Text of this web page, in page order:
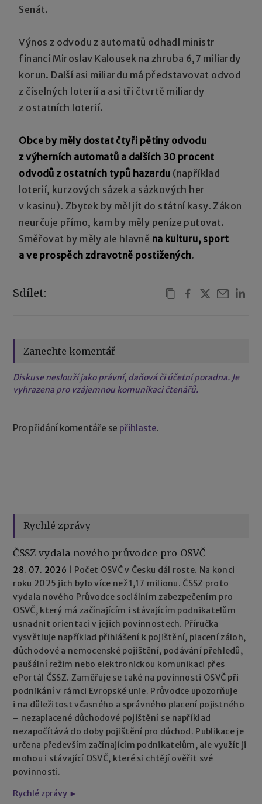
Senát.
Výnos z odvodu z automatů odhadl ministr
financí Miroslav Kalousek na zhruba 6,7 miliardy
korun. Další asi miliardu má představovat odvod
z číselných loterií a asi tři čtvrtě miliardy
z ostatních loterií.
Obce by měly dostat čtyři pětiny odvodu
z výherních automatů a dalších 30 procent
odvodů z ostatních typů hazardu (například
loterií, kurzových sázek a sázkových her
v kasinu). Zbytek by měl jít do státní kasy. Zákon
neurčuje přímo, kam by měly peníze putovat.
Směřovat by měly ale hlavně na kulturu, sport
a ve prospěch zdravotně postižených.
Sdílet:
Zanechte komentář
Diskuse neslouží jako právní, daňová či účetní poradna. Je
vyhrazena pro vzájemnou komunikaci čtenářů.
Pro přidání komentáře se přihlaste.
Rychlé zprávy
ČSSZ vydala nového průvodce pro OSVČ
28. 07. 2026
Počet OSVČ v Česku dál roste. Na konci
roku 2025 jich bylo více než 1,17 milionu. ČSSZ proto
vydala nového Průvodce sociálním zabezpečením pro
OSVČ, který má začínajícím i stávajícím podnikatelům
usnadnit orientaci v jejich povinnostech. Příručka
vysvětluje například přihlášení k pojištění, placení záloh,
důchodové a nemocenské pojištění, podávání přehledů,
paušální režim nebo elektronickou komunikaci přes
ePortál ČSSZ. Zaměřuje se také na povinnosti OSVČ při
podnikání v rámci Evropské unie. Průvodce upozorňuje
i na důležitost včasného a správného placení pojistného
– nezaplacené důchodové pojištění se například
nezapočítává do doby pojištění pro důchod. Publikace je
určena především začínajícím podnikatelům, ale využít ji
mohou i stávající OSVČ, které si chtějí ověřit své
povinnosti.
Rychlé zprávy ►